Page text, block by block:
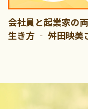
会社員と起業家の
生き方 ‐ 舛田映美